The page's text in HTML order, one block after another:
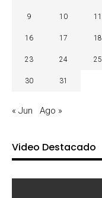
9 10 11
16 17 18
23 24 25
30 31
« Jun Ago »
Video Destacado